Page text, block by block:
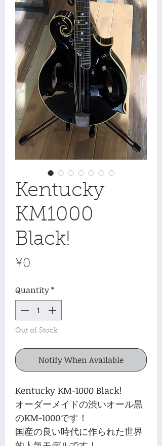
Kentucky
KM1000
Black!
¥0
Quantity*
Out of Stock
Notify When Available
Kentucky KM-1000 Black!
オーダーメイドの渋いオール黒
のKM-1000です！
国産の良い時代に作られた世界